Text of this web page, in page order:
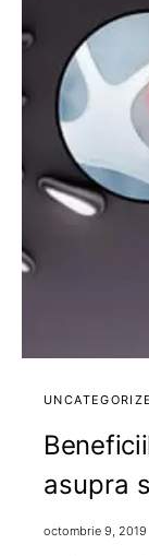
asupra
octombrie 9, 2019